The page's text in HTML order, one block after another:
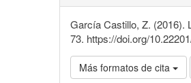
García Castillo, Z. (2016).
73. https://doi.org/
Más formatos de cita